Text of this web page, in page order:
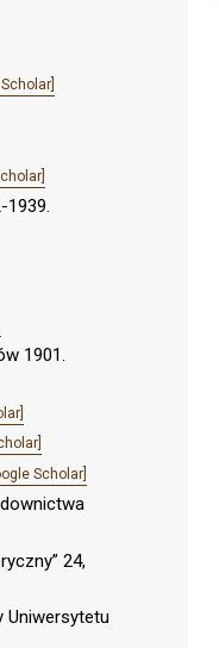
1939.
1901.
Scholar]
24,
Uniwersytetu